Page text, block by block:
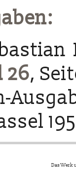
26,
Das Werk